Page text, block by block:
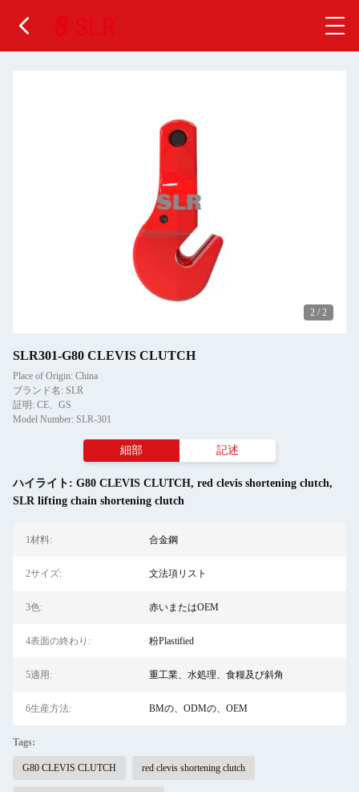
2 / 2
SLR301-G80 CLEVIS CLUTCH
Place of Origin: China
ブランド名: SLR
証明: CE、GS
Model Number: SLR-301
細部 記述
ハイライト: G80 CLEVIS CLUTCH, red clevis shortening clutch,
SLR lifting chain shortening clutch
1材料: 合金鋼
2サイズ: 文法項リスト
3色: 赤いまたはOEM
4表面の終わり: 粉Plastified
5適用: 重工業、水処理、食糧及び斜角
6生産方法: BMの、ODMの、OEM
Tags:
G80 CLEVIS CLUTCH red clevis shortening clutch